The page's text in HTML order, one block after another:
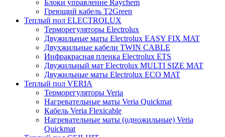
Блоки управление Raychem
Греющий кабель T2Green
Теплый пол ELECTROLUX
Терморегуляторы Electrolux
Двужильные маты Electrolux EASY FIX MAT
Двухжильные кабели TWIN CABLE
Инфракрасная пленка Electrolux ETS
Двужильный мат Electrolux MULTI SIZE MAT
Двужильные маты Electrolux ECO MAT
Теплый пол VERIA
Терморегуляторы Veria
Нагревательные маты Veria Quickmat
Кабель Veria Flexicable
Нагревательные маты (одножильные) Veria
Quickmat